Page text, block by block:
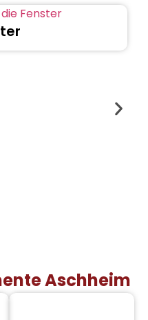
Aschheim